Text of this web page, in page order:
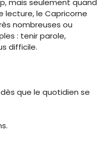
mais seulement quand
lecture, le Capricorne
nombreuses ou
: tenir parole,
difficile.
que le quotidien se